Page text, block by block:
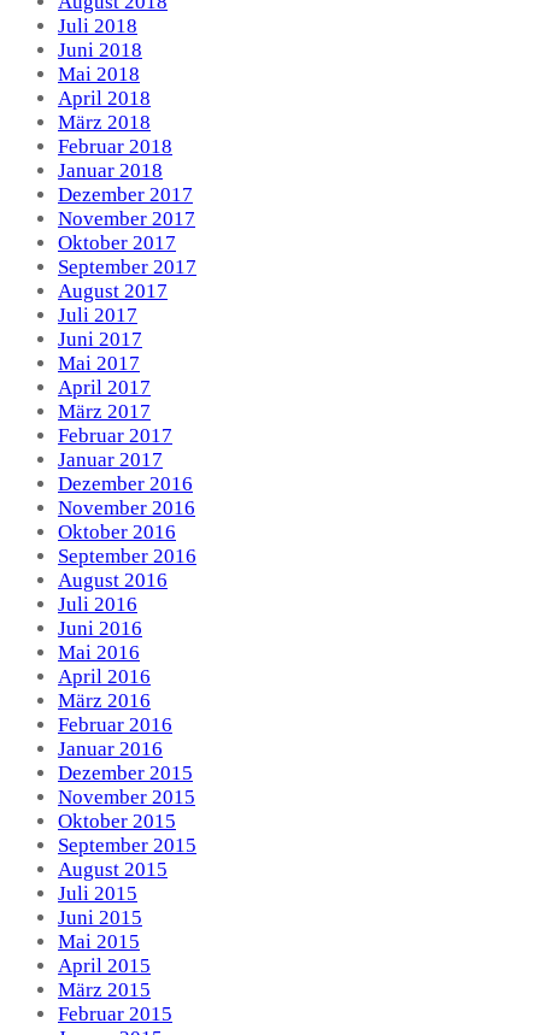
Juli 2018
Juni 2018
Mai 2018
April 2018
März 2018
Februar 2018
Januar 2018
Dezember 2017
November 2017
Oktober 2017
September 2017
August 2017
Juli 2017
Juni 2017
Mai 2017
April 2017
März 2017
Februar 2017
Januar 2017
Dezember 2016
November 2016
Oktober 2016
September 2016
August 2016
Juli 2016
Juni 2016
Mai 2016
April 2016
März 2016
Februar 2016
Januar 2016
Dezember 2015
November 2015
Oktober 2015
September 2015
August 2015
Juli 2015
Juni 2015
Mai 2015
April 2015
März 2015
Februar 2015